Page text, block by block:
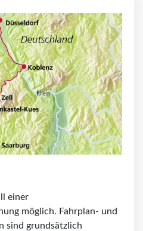
einer
möglich. Fahrplan- und
sind grundsätzlich